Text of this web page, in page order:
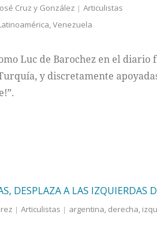
Cruz y González
Articulistas
,Venezuela
Luc de Barochez en el diario
y discretamente
DESPLAZA A LAS IZQUIERDAS
Articulistas argentina, derecha,